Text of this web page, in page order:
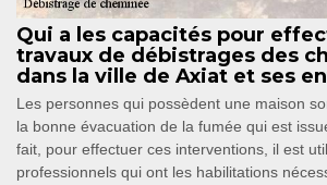
Qui a les capacités pour
travaux de débistrages des
dans la ville de Axiat et ses
Les personnes qui possèdent une maison
la bonne évacuation de la fumée qui est
fait, pour effectuer ces interventions, il est
professionnels qui ont les habilitations